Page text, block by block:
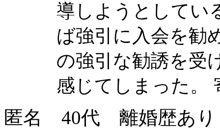
導しようとしてい
ば強引に入会を勧
の強引な勧誘を受
感じてしまった。
匿名 40代 離婚歴あり